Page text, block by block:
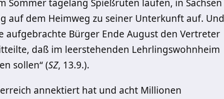
tagelang Spießruten laufen, in Sachsen
auf dem Heimweg zu seiner Unterkunft auf. Und
aufgebrachte Bürger Ende August den Vertreter
daß im leerstehenden Lehrlingswohnheim
sollen“ (SZ, 13.9.).
annektiert hat und acht Millionen